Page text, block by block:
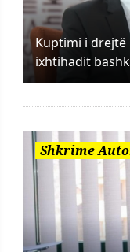
Kuptimi i
ixhtihadit
Shkrime